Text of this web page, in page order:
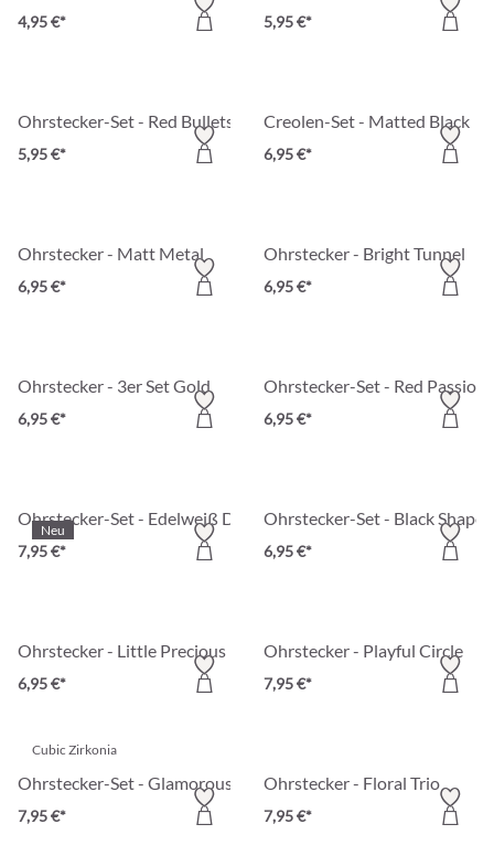
4,95 €* 5,95 €*
Ohrstecker-Set - Red Bullets
5,95 €*
Creolen-Set - Matted Black
6,95 €*
Ohrstecker - Matt Metal
6,95 €*
Ohrstecker - Bright Tunnel
6,95 €*
Ohrstecker - 3er Set Gold
6,95 €*
Ohrstecker-Set - Red Passion
6,95 €*
Neu
Ohrstecker-Set - Edelweiß Dreams
7,95 €*
Ohrstecker-Set - Black Shapes
6,95 €*
Ohrstecker - Little Precious
6,95 €*
Ohrstecker - Playful Circle
7,95 €*
Cubic Zirkonia
Ohrstecker-Set - Glamorous Trio
7,95 €*
Ohrstecker - Floral Trio
7,95 €*